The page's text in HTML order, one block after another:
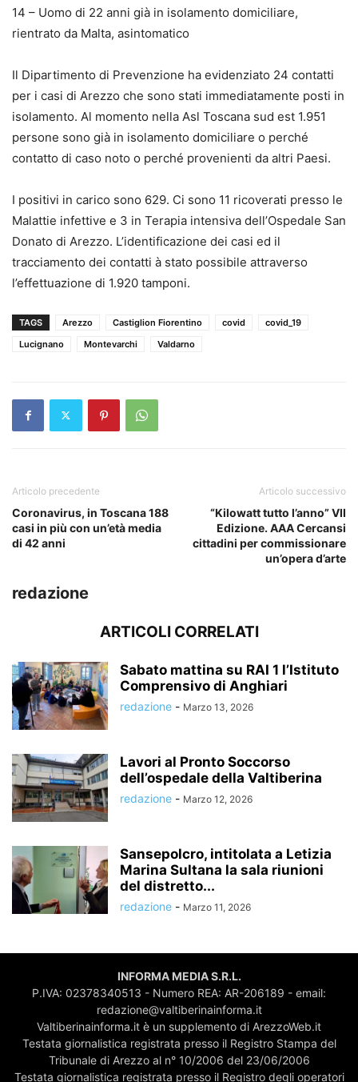
14 – Uomo di 22 anni già in isolamento domiciliare,
rientrato da Malta, asintomatico
Il Dipartimento di Prevenzione ha evidenziato 24 contatti
per i casi di Arezzo che sono stati immediatamente posti in
isolamento. Al momento nella Asl Toscana sud est 1.951
persone sono già in isolamento domiciliare o perché
contatto di caso noto o perché provenienti da altri Paesi.
I positivi in carico sono 629. Ci sono 11 ricoverati presso le
Malattie infettive e 3 in Terapia intensiva dell’Ospedale San
Donato di Arezzo. L’identificazione dei casi ed il
tracciamento dei contatti à stato possibile attraverso
l’effettuazione di 1.920 tamponi.
TAGS Arezzo Castiglion Fiorentino covid
covid_19
Lucignano
Montevarchi Valdarno
Articolo precedente
Coronavirus, in Toscana 188
casi in più con un’età media
di 42 anni
Articolo successivo
“Kilowatt tutto l’anno” VII
Edizione. AAA Cercansi
cittadini per commissionare
un’opera d’arte
redazione
ARTICOLI CORRELATI
Sabato mattina su RAI 1 l’Istituto
Comprensivo di Anghiari
redazione - Marzo 13, 2026
Lavori al Pronto Soccorso
dell’ospedale della Valtiberina
redazione - Marzo 12, 2026
Sansepolcro, intitolata a Letizia
Marina Sultana la sala riunioni
del distretto...
redazione - Marzo 11, 2026
INFORMA MEDIA S.R.L.
P.IVA: 02378340513 - Numero REA: AR-206189 - email:
redazione@valtiberinainforma.it
Valtiberinainforma.it è un supplemento di ArezzoWeb.it
Testata giornalistica registrata presso il Registro Stampa del
Tribunale di Arezzo al n° 10/2006 del 23/06/2006
Testata giornalistica registrata presso il Registro degli operatori